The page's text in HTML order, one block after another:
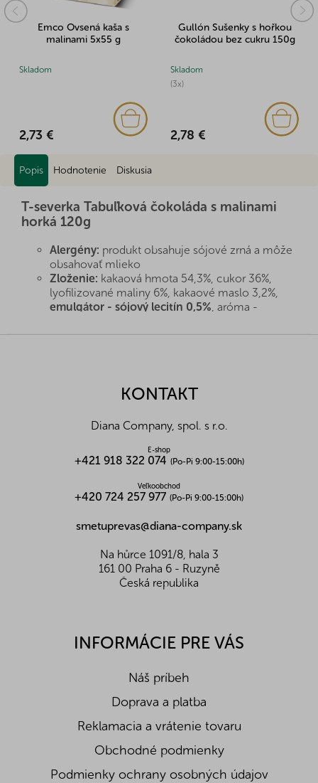
Emco Ovsená kaša s
malinami 5x55 g
Skladom
2,73 €
Gullón Sušenky s hořkou
čokoládou bez cukru 150g
(3x)
Skladom
2,78 €
Popis Hodnotenie Diskusia
T-severka Tabuľková čokoláda s malinami
horká 120g
Alergény: produkt obsahuje sójové zrná a môže
obsahovať mlieko
Zloženie: kakaová hmota 54,3%, cukor 36%,
lyofilizované maliny 6%, kakaové maslo 3,2%,
emulgátor - sójový lecitín 0,5%, aróma -
22,5
-
KONTAKT
Diana Company, spol. s r.o.
E-shop
+421 918 322 074 (Po-Pi 9:00-15:00h)
Veľkoobchod
+420 724 257 977 (Po-Pi 9:00-15:00h)
smetuprevas@diana-company.sk
Na hůrce 1091/8, hala 3
161 00 Praha 6 - Ruzyně
Česká republika
INFORMÁCIE PRE VÁS
Náš príbeh
Doprava a platba
Reklamacia a vrátenie tovaru
Obchodné podmienky
Podmienky ochrany osobných údajov